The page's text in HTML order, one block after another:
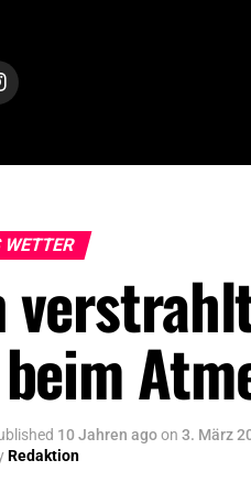
WETTER
10 Jahren agoon 3. März
Redaktion